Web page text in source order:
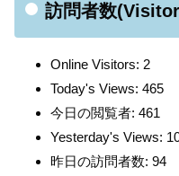
訪問者数
Online Visitors: 2
Today's Views: 465
今日の閲覧者: 461
Yesterday's Views:
昨日の訪問者数: 94